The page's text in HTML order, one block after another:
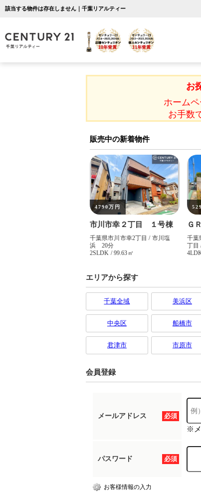
該当する物件は存在しません｜千葉リアルティー
お
ホーム
お手数
エリアから探す
千葉全域 美浜区
中央区 船橋市
君津市 市原市
会員登録
必須
メールアドレス
※メ
必須
パスワード
お客様情報の入力